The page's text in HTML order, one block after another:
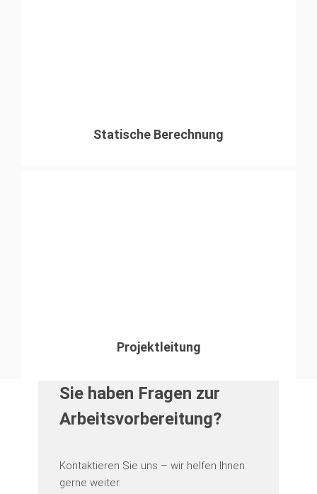
Statische Berechnung
Projektleitung
Sie haben Fragen zur
Arbeitsvorbereitung?
Kontaktieren Sie uns – wir helfen Ihnen
gerne weiter.